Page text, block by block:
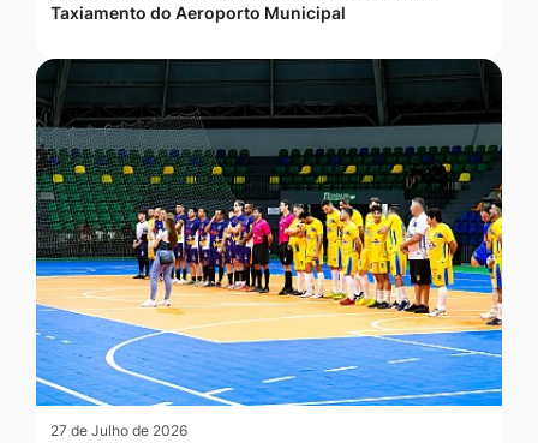
Taxiamento do Aeroporto Municipal
27 de Julho de 2026